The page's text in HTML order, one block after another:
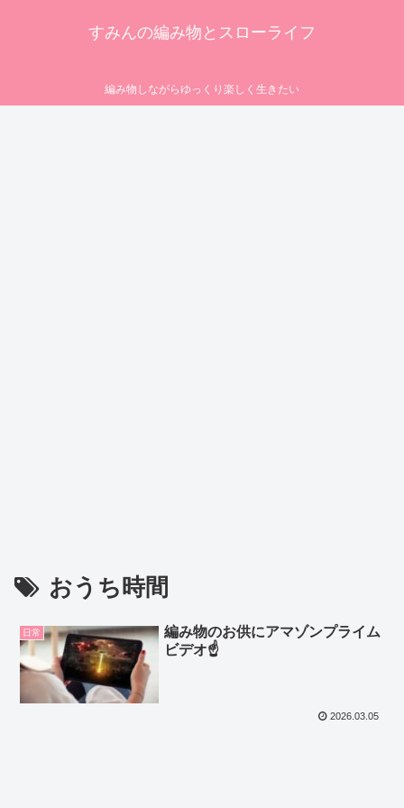
すみんの編み物とスローライフ
編み物しながらゆっくり楽しく生きたい
おうち時間
日常
編み物のお供にアマゾンプライム
ビデオ☝
2026.03.05